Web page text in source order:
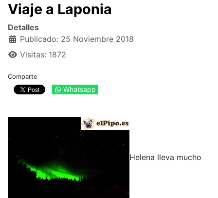
Viaje a Laponia
Detalles
Publicado: 25 Noviembre 2018
Visitas: 1872
Comparte
Whatsapp
Helena lleva mucho